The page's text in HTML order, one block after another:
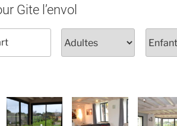
Gite l’envol